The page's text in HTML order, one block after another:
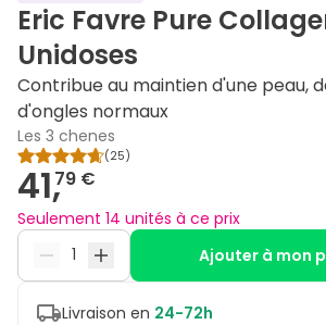
Eric Favre Pure
Unidoses
Contribue au maintien d'une peau,
d'ongles normaux
Les 3 chenes
(25)
41,79 €
Seulement 14 unités à ce prix
Ajouter à mon
Livraison en 24-72h